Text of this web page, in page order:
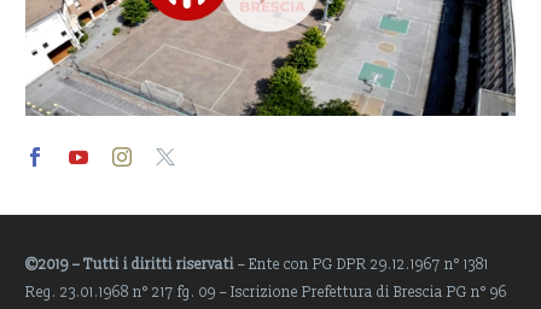
Player
©2019 – Tutti i diritti riservati – Ente con PG DPR 29.12.1967 n° 1381
Reg. 23.01.1968 n° 217 fg. 09 – Iscrizione Prefettura di Brescia PG n° 96